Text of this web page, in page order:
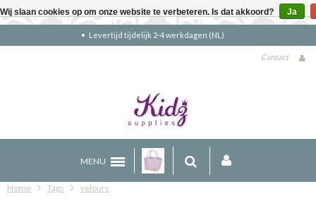
2-4 werkdagen (NL)
Contact
MENU
Home Tags velours
Wij slaan cookies op om onze website te verbeteren. Is dat akkoord? Ja